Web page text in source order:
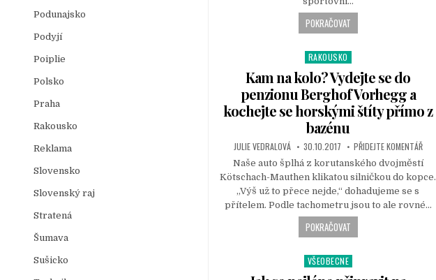
POKRAČOVAT
P
o
s
t
e
d
i
RAKOUSKO
Kam na kolo? Vydejte se do
penzionu Berghof Vorhegg a
kochejte se horskými štíty přímo z
bazénu
JULIE VEDRALOVÁ 30.10.2017 PŘIDEJTE KOMENTÁŘ
Naše auto šplhá z korutanského dvojměstí
Kötschach-Mauthen klikatou silničkou do kopce.
„Výš už to přece nejde,“ dohadujeme se s
přítelem. Podle tachometru jsou to ale rovné…
POKRAČOVAT
P
o
VŠEOBECNE
Podunajsko
Podyjí
Poiplie
Polsko
Praha
Rakousko
Reklama
Slovensko
Slovenský raj
Stratená
Šumava
Sušicko